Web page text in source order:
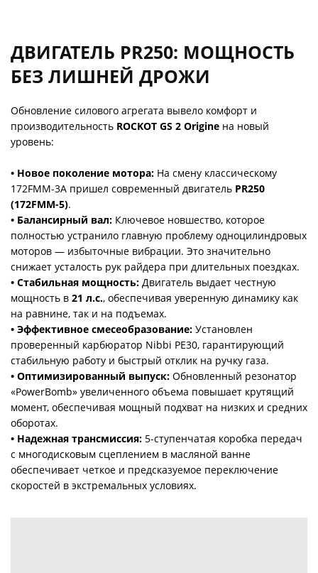
ДВИГАТЕЛЬ PR250: МОЩНОСТЬ
БЕЗ ЛИШНЕЙ ДРОЖИ
Обновление силового агрегата вывело комфорт и
производительность ROCKOT GS 2 Origine на новый
уровень:
• Новое поколение мотора: На смену классическому
172FMM-3A пришел современный двигатель PR250
(172FMM-5).
• Балансирный вал: Ключевое новшество, которое
полностью устранило главную проблему одноцилиндровых
моторов — избыточные вибрации. Это значительно
снижает усталость рук райдера при длительных поездках.
• Стабильная мощность: Двигатель выдает честную
мощность в 21 л.с., обеспечивая уверенную динамику как
на равнине, так и на подъемах.
• Эффективное смесеобразование: Установлен
проверенный карбюратор Nibbi PE30, гарантирующий
стабильную работу и быстрый отклик на ручку газа.
• Оптимизированный выпуск: Обновленный резонатор
«PowerBomb» увеличенного объема повышает крутящий
момент, обеспечивая мощный подхват на низких и средних
оборотах.
• Надежная трансмиссия: 5-ступенчатая коробка передач
с многодисковым сцеплением в масляной ванне
обеспечивает четкое и предсказуемое переключение
скоростей в экстремальных условиях.